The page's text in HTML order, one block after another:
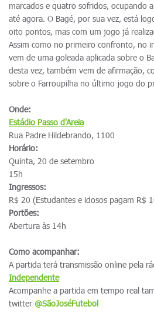
marcados e quatro sofridos, ocupando
até agora. O Bagé, por sua vez, está
oito pontos, mas com um jogo já
Assim como no primeiro confronto, no
vem de uma goleada aplicada sobre o
desta vez, também vem de afirmação,
sobre o Farroupilha no último jogo do
Onde:
Estádio Passo d'Areia
Rua Padre Hildebrando, 1100
Horário:
Quinta, 20 de setembro
15h
Ingressos:
R$ 20 (Estudantes e idosos pagam R$
Portões:
Abertura às 14h
Como acompanhar:
A partida terá transmissão online pela
Independente
Acompanhe a partida em tempo real
twitter @SãoJoséFutebol